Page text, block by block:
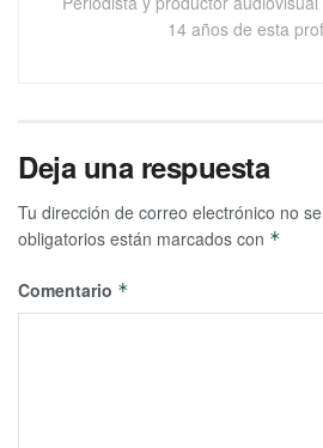
14 años de esta
Deja una respuesta
Tu dirección de correo electrónico no
obligatorios están marcados con *
Comentario *